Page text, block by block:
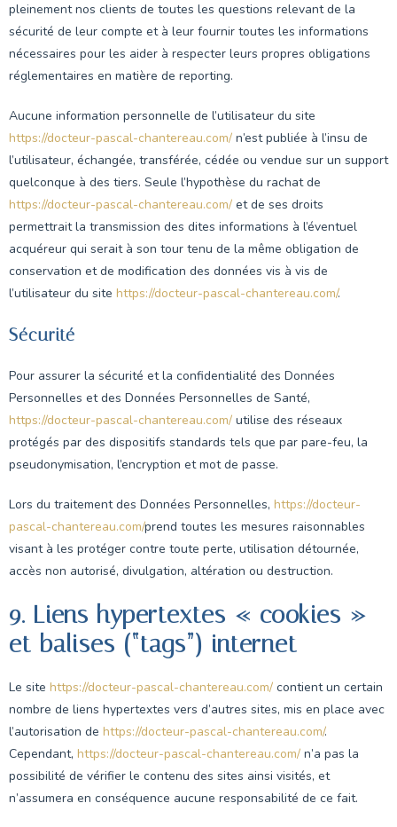
pleinement nos clients de toutes les questions relevant de la
sécurité de leur compte et à leur fournir toutes les informations
nécessaires pour les aider à respecter leurs propres obligations
réglementaires en matière de reporting.
Aucune information personnelle de l’utilisateur du site
https://docteur-pascal-chantereau.com/ n’est publiée à l’insu de
l’utilisateur, échangée, transférée, cédée ou vendue sur un support
quelconque à des tiers. Seule l’hypothèse du rachat de
https://docteur-pascal-chantereau.com/ et de ses droits
permettrait la transmission des dites informations à l’éventuel
acquéreur qui serait à son tour tenu de la même obligation de
conservation et de modification des données vis à vis de
l’utilisateur du site https://docteur-pascal-chantereau.com/.
Sécurité
Pour assurer la sécurité et la confidentialité des Données
Personnelles et des Données Personnelles de Santé,
https://docteur-pascal-chantereau.com/ utilise des réseaux
protégés par des dispositifs standards tels que par pare-feu, la
pseudonymisation, l’encryption et mot de passe.
Lors du traitement des Données Personnelles, https://docteur-
pascal-chantereau.com/prend toutes les mesures raisonnables
visant à les protéger contre toute perte, utilisation détournée,
accès non autorisé, divulgation, altération ou destruction.
9. Liens hypertextes « cookies »
et balises (“tags”) internet
Le site https://docteur-pascal-chantereau.com/ contient un certain
nombre de liens hypertextes vers d’autres sites, mis en place avec
l’autorisation de https://docteur-pascal-chantereau.com/.
Cependant, https://docteur-pascal-chantereau.com/ n’a pas la
possibilité de vérifier le contenu des sites ainsi visités, et
n’assumera en conséquence aucune responsabilité de ce fait.